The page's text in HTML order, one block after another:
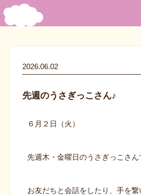
2026.06.02
先週のうさぎっこさん♪
６月２日（火）
先週木・金曜日のうさぎっこさん
お友だちと会話をしたり、手を